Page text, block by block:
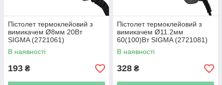
Пістолет термоклейовий з
вимикачем Ø8мм 20Вт
SIGMA (2721061)
В наявності
193 ₴
Пістолет термоклейовий з
вимикачем Ø11.2мм
60(100)Вт SIGMA (2721081)
В наявності
328 ₴